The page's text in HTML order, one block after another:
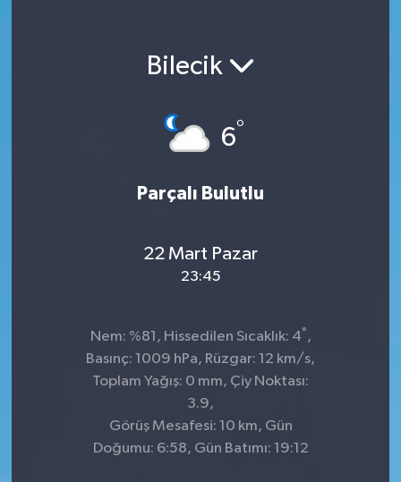
Bilecik
6°
Parçalı Bulutlu
22 Mart Pazar
23:45
Nem: %81, Hissedilen Sıcaklık: 4°,
Basınç: 1009 hPa, Rüzgar: 12 km/s,
Toplam Yağış: 0 mm, Çiy Noktası:
3.9,
Görüş Mesafesi: 10 km, Gün
Doğumu: 6:58, Gün Batımı: 19:12